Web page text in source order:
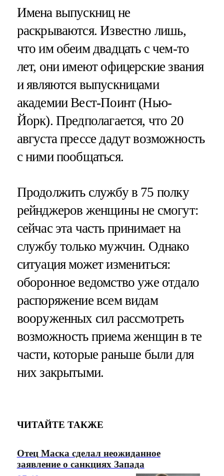
Имена выпускниц не
раскрываются. Известно лишь,
что им обеим двадцать с чем-то
лет, они имеют офицерские звания
и являются выпускницами
академии Вест-Поинт (Нью-
Йорк). Предполагается, что 20
августа прессе дадут возможность
с ними пообщаться.
Продолжить службу в 75 полку
рейнджеров женщины не смогут:
сейчас эта часть принимает на
службу только мужчин. Однако
ситуация может измениться:
оборонное ведомство уже отдало
распоряжение всем видам
вооруженных сил рассмотреть
возможность приема женщин в те
части, которые раньше были для
них закрытыми.
ЧИТАЙТЕ ТАКЖЕ
Отец Маска сделал неожиданное
заявление о санкциях Запада